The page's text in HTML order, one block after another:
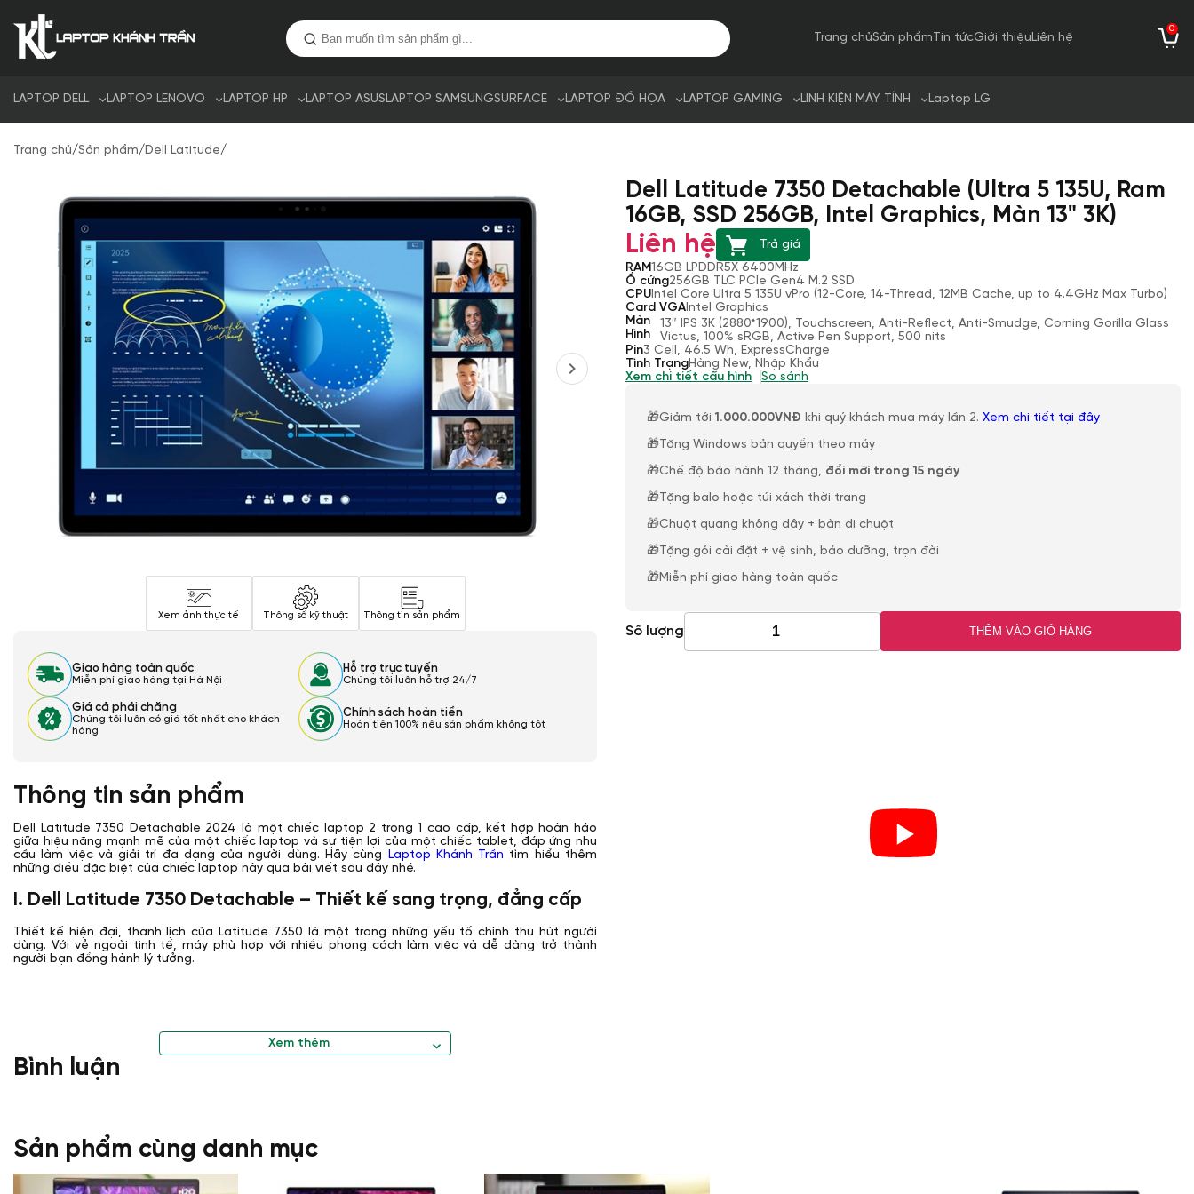
Trang chủSản phẩm Tin tứcGiới thiệuLiên hệ
0
LAPTOP DELL LAPTOP LENOVO LAPTOP HP LAPTOP ASUSLAPTOP SAMSUNGSURFACE LAPTOP ĐỒ HỌA LAPTOP GAMING LINH KIỆN MÁY TÍNH Laptop LG
Trang chủ/Sản phẩm/Dell Latitude/
Xem ảnh thực tế Thông số kỹ thuật Thông tin sản phẩm
Giao hàng toàn quốc
Miễn phí giao hàng tại Hà Nội
Hỗ trợ trực tuyến
Chúng tôi luôn hỗ trợ 24/7
Giá cả phải chăng
Chúng tôi luôn có giá tốt nhất cho khách
hàng
Chính sách hoàn tiền
Hoàn tiền 100% nếu sản phẩm không tốt
Dell Latitude 7350 Detachable (Ultra 5 135U, Ram
16GB, SSD 256GB, Intel Graphics, Màn 13" 3K)
Liên hệ
Trả giá
RAM16GB LPDDR5X 6400MHz
Ổ cứng256GB TLC PCIe Gen4 M.2 SSD
CPUIntel Core Ultra 5 135U vPro (12-Core, 14-Thread, 12MB Cache, up to 4.4GHz Max Turbo)
Card VGAIntel Graphics
Màn
Hình
13″ IPS 3K (2880*1900), Touchscreen, Anti-Reflect, Anti-Smudge, Corning Gorilla Glass
Victus, 100% sRGB, Active Pen Support, 500 nits
Pin3 Cell, 46.5 Wh, ExpressCharge
Tình TrạngHàng New, Nhập Khẩu
Xem chi tiết cấu hình
So sánh
🎁Giảm tới 1.000.000VNĐ khi quý khách mua máy lần 2. Xem chi tiết tại đây
🎁Tặng Windows bản quyền theo máy
🎁Chế độ bảo hành 12 tháng, đổi mới trong 15 ngày
🎁Tặng balo hoặc túi xách thời trang
🎁Chuột quang không dây + bàn di chuột
🎁Tặng gói cài đặt + vệ sinh, bảo dưỡng, trọn đời
🎁Miễn phí giao hàng toàn quốc
Số lượng THÊM VÀO GIỎ HÀNG
Thông tin sản phẩm
Dell Latitude 7350 Detachable 2024 là một chiếc laptop 2 trong 1 cao cấp, kết hợp hoàn hảo
giữa hiệu năng mạnh mẽ của một chiếc laptop và sự tiện lợi của một chiếc tablet, đáp ứng nhu
cầu làm việc và giải trí đa dạng của người dùng. Hãy cùng Laptop Khánh Trần tìm hiểu thêm
những điều đặc biệt của chiếc laptop này qua bài viết sau đây nhé.
I. Dell Latitude 7350 Detachable – Thiết kế sang trọng, đẳng cấp
Thiết kế hiện đại, thanh lịch của Latitude 7350 là một trong những yếu tố chính thu hút người
dùng. Với vẻ ngoài tinh tế, máy phù hợp với nhiều phong cách làm việc và dễ dàng trở thành
người bạn đồng hành lý tưởng.
Xem thêm
Bình luận
Sản phẩm cùng danh mục